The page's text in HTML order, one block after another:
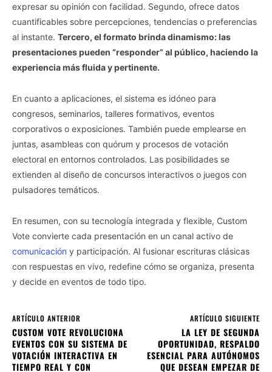
expresar su opinión con facilidad. Segundo, ofrece datos
cuantificables sobre percepciones, tendencias o preferencias
al instante. Tercero, el formato brinda dinamismo: las
presentaciones pueden “responder” al público, haciendo la
experiencia más fluida y pertinente.
En cuanto a aplicaciones, el sistema es idóneo para
congresos, seminarios, talleres formativos, eventos
corporativos o exposiciones. También puede emplearse en
juntas, asambleas con quórum y procesos de votación
electoral en entornos controlados. Las posibilidades se
extienden al diseño de concursos interactivos o juegos con
pulsadores temáticos.
En resumen, con su tecnología integrada y flexible, Custom
Vote convierte cada presentación en un canal activo de
comunicación y participación. Al fusionar escrituras clásicas
con respuestas en vivo, redefine cómo se organiza, presenta
y decide en eventos de todo tipo.
ARTÍCULO ANTERIOR
CUSTOM VOTE REVOLUCIONA
EVENTOS CON SU SISTEMA DE
VOTACIÓN INTERACTIVA EN
TIEMPO REAL Y CON
ARTÍCULO SIGUIENTE
LA LEY DE SEGUNDA
OPORTUNIDAD, RESPALDO
ESENCIAL PARA AUTÓNOMOS
QUE DESEAN EMPEZAR DE